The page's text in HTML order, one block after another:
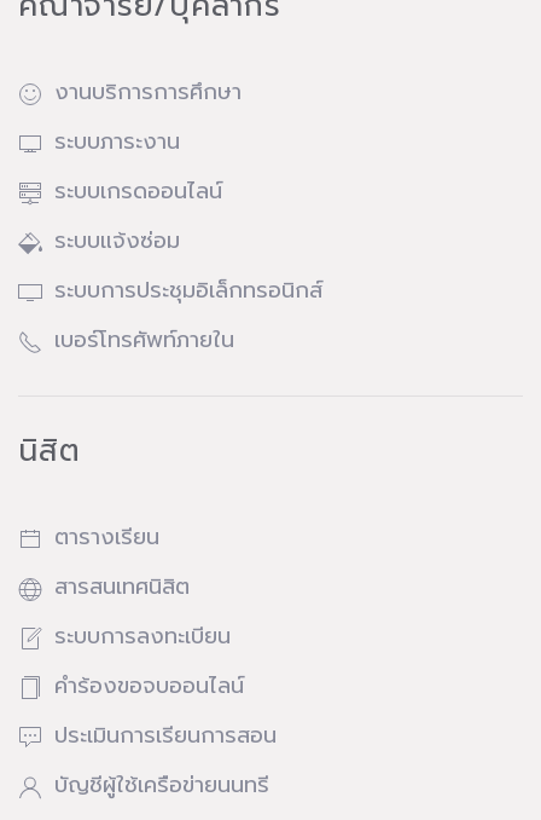
งานบริการการศึกษา
ระบบภาระงาน
ระบบเกรดออนไลน์
ระบบแจ้งซ่อม
ระบบการประชุมอิเล็กทรอนิกส์
เบอร์โทรศัพท์ภายใน
นิสิต
ตารางเรียน
สารสนเทศนิสิต
ระบบการลงทะเบียน
คำร้องขอจบออนไลน์
ประเมินการเรียนการสอน
บัญชีผู้ใช้เครือข่ายนนทรี